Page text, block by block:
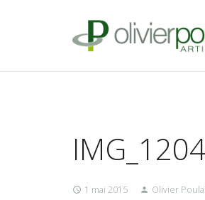
IMG_1204
1 mai 2015 Olivier